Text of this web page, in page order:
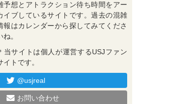
予想とアトラクション待ち時間をアー
イブしているサイトです。過去の混雑
報はカレンダーから探してみてくださ
ね。
当サイトは個人が運営するUSJファン
イトです。
@usjreal
お問い合わせ